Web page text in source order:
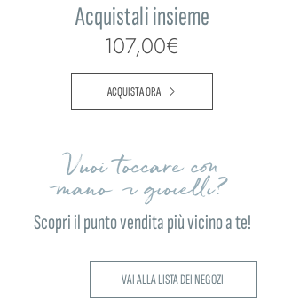
Acquistali insieme
107,00€
ACQUISTA ORA
Vuoi toccare con
mano i gioielli?
Scopri il punto vendita più vicino a te!
VAI ALLA LISTA DEI NEGOZI